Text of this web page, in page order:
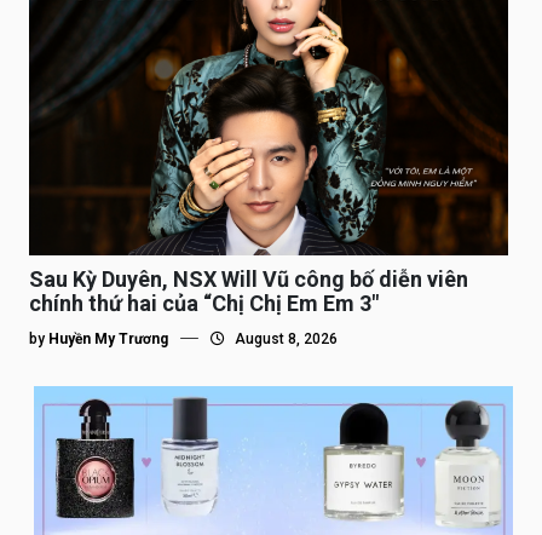
Sau Kỳ Duyên, NSX Will Vũ công bố diễn viên
chính thứ hai của “Chị Chị Em Em 3″
by Huyền My Trương August 8, 2026